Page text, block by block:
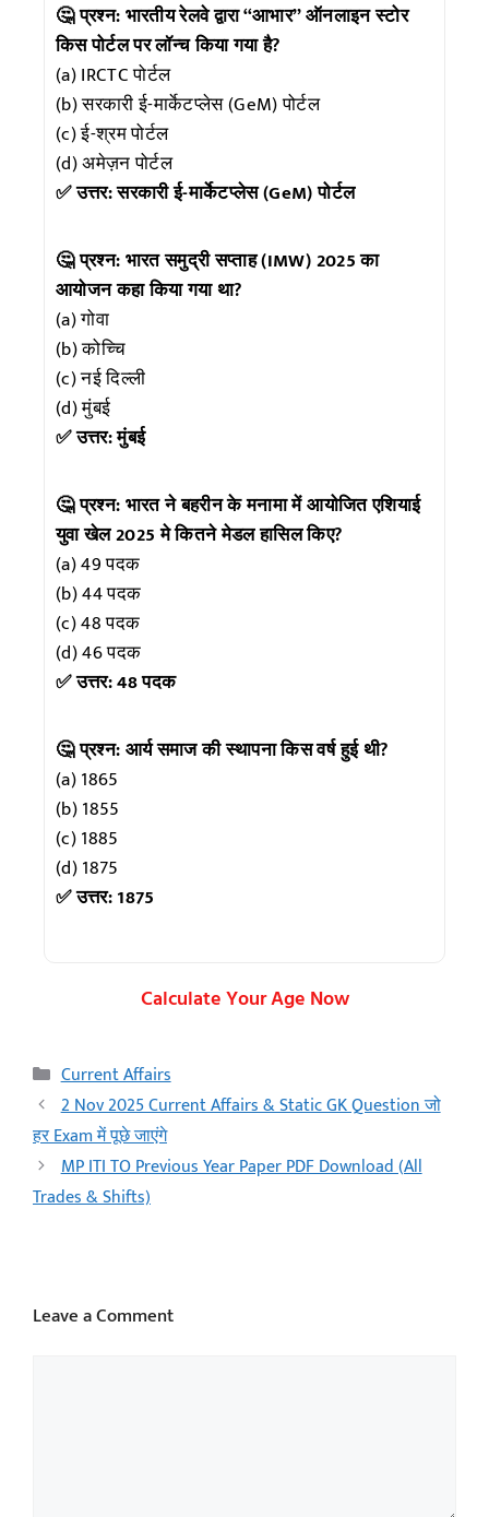
🤔 प्रश्न: भारतीय रेलवे द्वारा “आभार” ऑनलाइन स्टोर
किस पोर्टल पर लॉन्च किया गया है?
(a) IRCTC पोर्टल
(b) सरकारी ई-मार्केटप्लेस (GeM) पोर्टल
(c) ई-श्रम पोर्टल
(d) अमेज़न पोर्टल
✅ उत्तर: सरकारी ई-मार्केटप्लेस (GeM) पोर्टल
🤔 प्रश्न: भारत समुद्री सप्ताह (IMW) 2025 का
आयोजन कहा किया गया था?
(a) गोवा
(b) कोच्चि
(c) नई दिल्ली
(d) मुंबई
✅ उत्तर: मुंबई
🤔 प्रश्न: भारत ने बहरीन के मनामा में आयोजित एशियाई
युवा खेल 2025 मे कितने मेडल हासिल किए?
(a) 49 पदक
(b) 44 पदक
(c) 48 पदक
(d) 46 पदक
✅ उत्तर: 48 पदक
🤔 प्रश्न: आर्य समाज की स्थापना किस वर्ष हुई थी?
(a) 1865
(b) 1855
(c) 1885
(d) 1875
✅ उत्तर: 1875
Calculate Your Age Now
Current Affairs
2 Nov 2025 Current Affairs & Static GK Question जो
हर Exam में पूछे जाएंगे
MP ITI TO Previous Year Paper PDF Download (All
Trades & Shifts)
Leave a Comment